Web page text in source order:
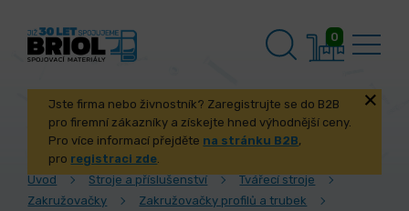
0
Jste firma nebo živnostník? Zaregistrujte se do B2B
pro firemní zákazníky a získejte hned výhodnější ceny.
Pro více informací přejděte na stránku B2B,
pro registraci zde.
Úvod
Stroje a příslušenství
Tvářecí stroje
Zakružovačky
Zakružovačky profilů a trubek